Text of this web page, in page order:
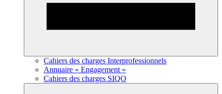
Cahiers des charges Interprofessionnels
Annuaire « Engagement »
Cahiers des charges SIQO